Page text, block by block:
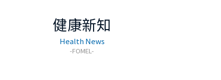
健康新知
Health News